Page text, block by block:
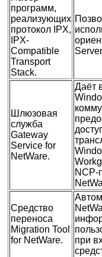
программ,
реализующих
протокол IPX,
IPX-
Compatible
Transport
Stack.
Шлюзовая
служба
Gateway
Service for
NetWare.
Даёт
NCP-
Средство
переноса
Migration Tool
for NetWare.
при